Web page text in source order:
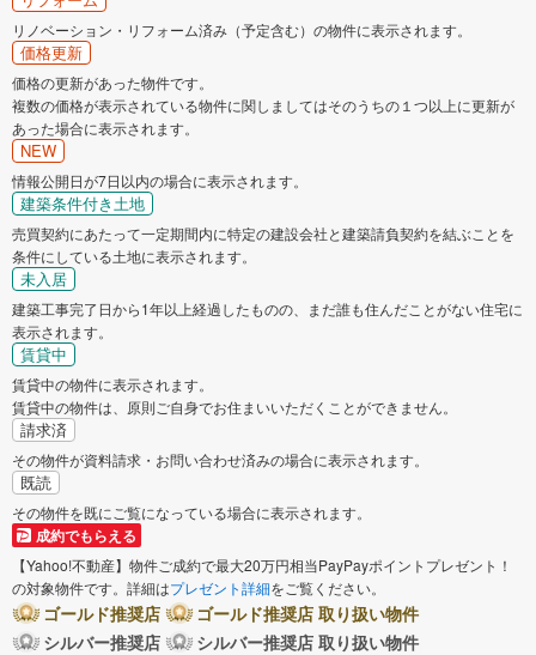
リノベーション・リフォーム済み（予定含む）の物件に表示されます。
価格更新
価格の更新があった物件です。
複数の価格が表示されている物件に関しましてはそのうちの１つ以上に更新が
あった場合に表示されます。
NEW
情報公開日が7日以内の場合に表示されます。
建築条件付き土地
売買契約にあたって一定期間内に特定の建設会社と建築請負契約を結ぶことを
条件にしている土地に表示されます。
未入居
建築工事完了日から1年以上経過したものの、まだ誰も住んだことがない住宅に
表示されます。
賃貸中
賃貸中の物件に表示されます。
賃貸中の物件は、原則ご自身でお住まいいただくことができません。
請求済
その物件が資料請求・お問い合わせ済みの場合に表示されます。
既読
その物件を既にご覧になっている場合に表示されます。
成約でもらえる
【Yahoo!不動産】物件ご成約で最大20万円相当PayPayポイントプレゼント！
の対象物件です。詳細はプレゼント詳細をご覧ください。
ゴールド推奨店
ゴールド推奨店 取り扱い物件
シルバー推奨店
シルバー推奨店 取り扱い物件